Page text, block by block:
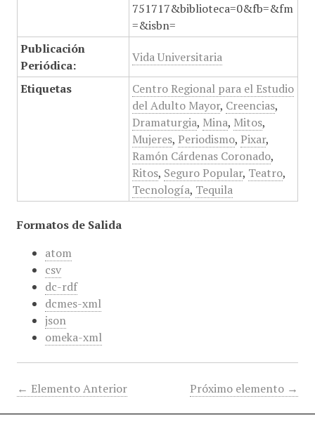
751717&biblioteca=0&fb=&fm
=&isbn=
Publicación
Periódica:
Vida Universitaria
Etiquetas
Centro Regional para el Estudio
del Adulto Mayor, Creencias,
Dramaturgia, Mina, Mitos,
Mujeres, Periodismo, Pixar,
Ramón Cárdenas Coronado,
Ritos, Seguro Popular, Teatro,
Tecnología, Tequila
Formatos de Salida
atom
csv
dc-rdf
dcmes-xml
json
omeka-xml
← Elemento Anterior Próximo elemento →